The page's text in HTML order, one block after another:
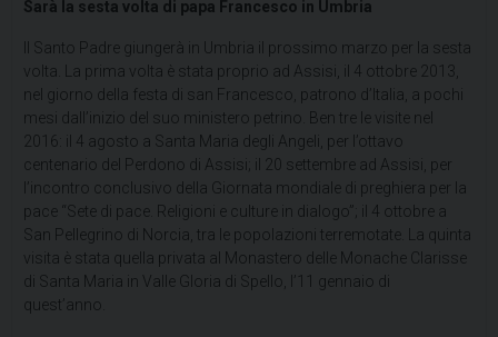
Sarà la sesta volta di papa Francesco in Umbria
Il Santo Padre giungerà in Umbria il prossimo marzo per la sesta
volta. La prima volta è stata proprio ad Assisi, il 4 ottobre 2013,
nel giorno della festa di san Francesco, patrono d’Italia, a pochi
mesi dall’inizio del suo ministero petrino. Ben tre le visite nel
2016: il 4 agosto a Santa Maria degli Angeli, per l’ottavo
centenario del Perdono di Assisi; il 20 settembre ad Assisi, per
l’incontro conclusivo della Giornata mondiale di preghiera per la
pace “Sete di pace. Religioni e culture in dialogo”; il 4 ottobre a
San Pellegrino di Norcia, tra le popolazioni terremotate. La quinta
visita è stata quella privata al Monastero delle Monache Clarisse
di Santa Maria in Valle Gloria di Spello, l’11 gennaio di
quest’anno.